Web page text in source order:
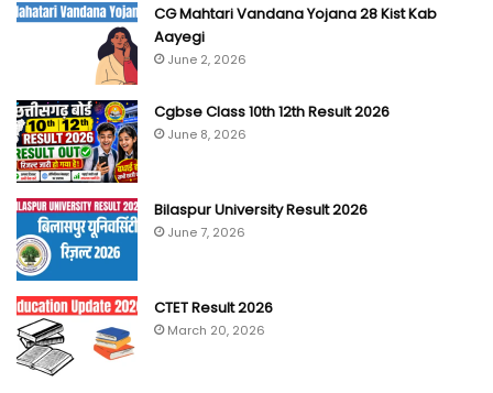
CG Mahtari Vandana Yojana 28 Kist Kab
Aayegi
June 2, 2026
Cgbse Class 10th 12th Result 2026
June 8, 2026
Bilaspur University Result 2026
June 7, 2026
CTET Result 2026
March 20, 2026